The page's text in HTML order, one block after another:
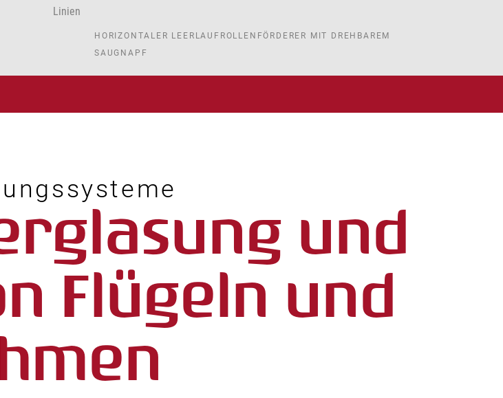
HORIZONTALER LEERLAUFROLLENFÖRDERER MIT DREHBAREM
SAUGNAPF
und
Flügeln und